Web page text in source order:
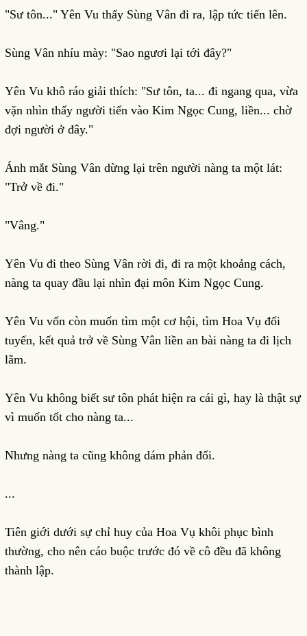
"Sư tôn..." Yên Vu thấy Sùng Vân đi ra, lập tức tiến lên.
Sùng Vân nhíu mày: "Sao ngươi lại tới đây?"
Yên Vu khô ráo giải thích: "Sư tôn, ta... đi ngang qua, vừa
vặn nhìn thấy người tiến vào Kim Ngọc Cung, liền... chờ
đợi người ở đây."
Ánh mắt Sùng Vân dừng lại trên người nàng ta một lát:
"Trở về đi."
"Vâng."
Yên Vu đi theo Sùng Vân rời đi, đi ra một khoảng cách,
nàng ta quay đầu lại nhìn đại môn Kim Ngọc Cung.
Yên Vu vốn còn muốn tìm một cơ hội, tìm Hoa Vụ đối
tuyến, kết quả trở về Sùng Vân liền an bài nàng ta đi lịch
lãm.
Yên Vu không biết sư tôn phát hiện ra cái gì, hay là thật sự
vì muốn tốt cho nàng ta...
Nhưng nàng ta cũng không dám phản đối.
...
Tiên giới dưới sự chỉ huy của Hoa Vụ khôi phục bình
thường, cho nên cáo buộc trước đó về cô đều đã không
thành lập.